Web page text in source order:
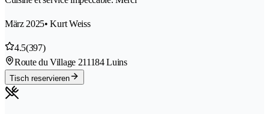
März 2025• Kurt Weiss
4.5(397)
Route du Village 211184 Luins
Tisch reservieren